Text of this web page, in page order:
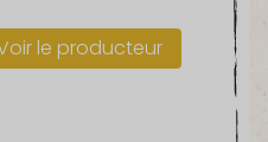
le producteur